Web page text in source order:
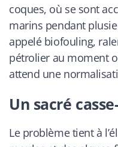
coques, où se sont
marins pendant
appelé biofouling,
pétrolier au moment
attend une
Un sacré
Le problème tient à